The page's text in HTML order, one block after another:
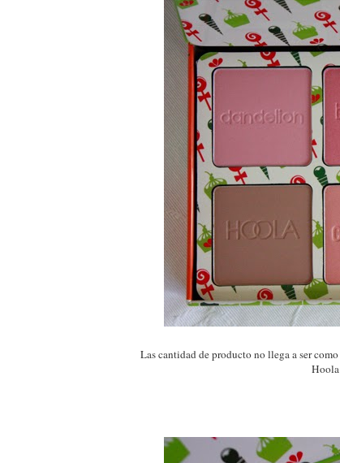
Las cantidad de producto no llega a ser